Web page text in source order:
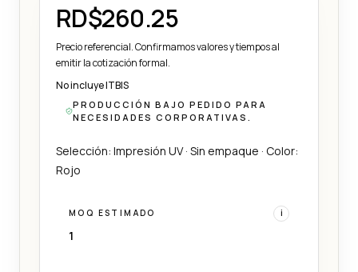
RD$260.25
Precio referencial. Confirmamos valores y tiempos al
emitir la cotización formal.
No incluye ITBIS
PRODUCCIÓN BAJO PEDIDO PARA
NECESIDADES CORPORATIVAS.
Selección: Impresión UV · Sin empaque · Color:
Rojo
MOQ ESTIMADO i
1